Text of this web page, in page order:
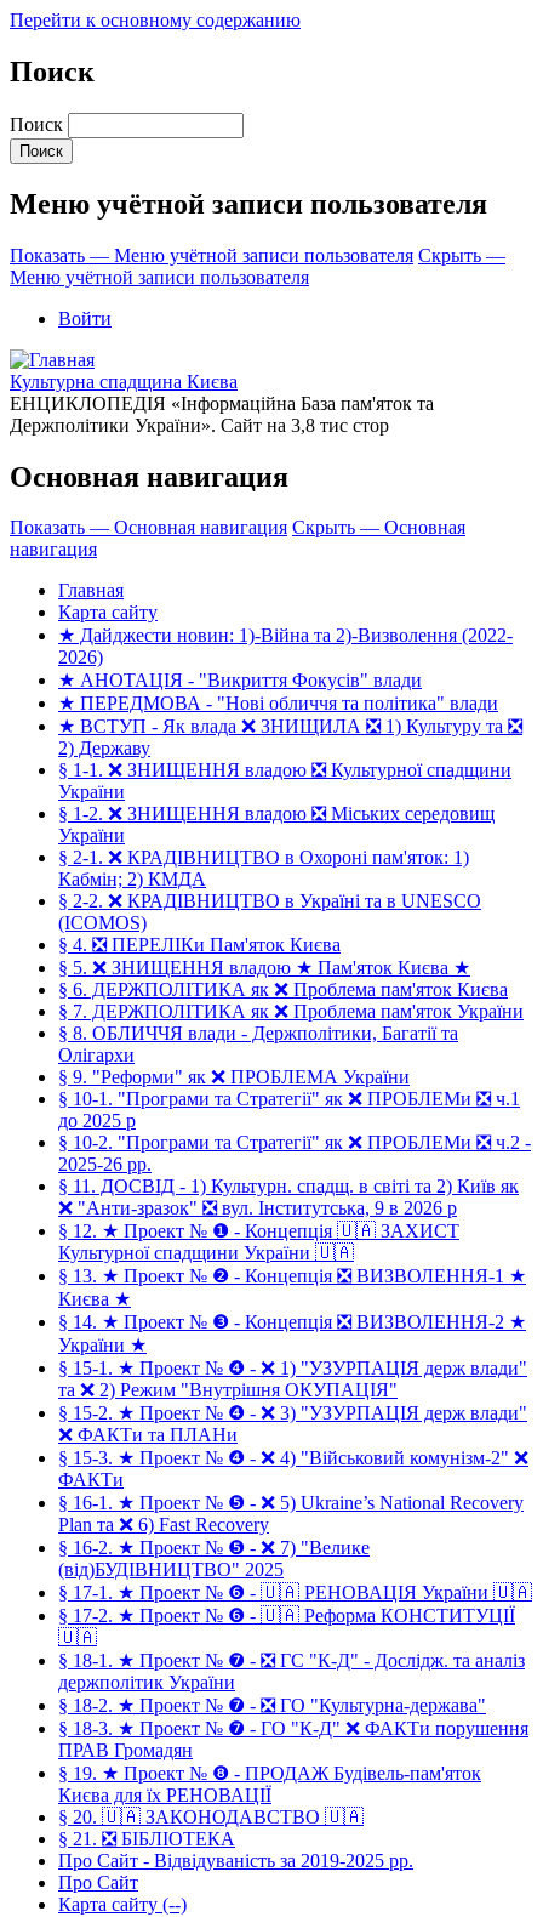
Перейти к основному содержанию
Поиск
Поиск
Меню учётной записи пользователя
Показать — Меню учётной записи пользователя Скрыть —
Меню учётной записи пользователя
Войти
Культурна спадщина Києва
ЕНЦИКЛОПЕДІЯ «Інформаційна База пам'яток та
Держполітики України». Сайт на 3,8 тис стор
Основная навигация
Показать — Основная навигация Скрыть — Основная
навигация
Главная
Карта сайту
★ Дайджести новин: 1)-Війна та 2)-Визволення (2022-
2026)
★ АНОТАЦІЯ - "Викриття Фокусів" влади
★ ПЕРЕДМОВА - "Нові обличчя та політика" влади
★ ВСТУП - Як влада ❌ ЗНИЩИЛА ❎ 1) Культуру та ❎
2) Державу
§ 1-1. ❌ ЗНИЩЕННЯ владою ❎ Культурної спадщини
України
§ 1-2. ❌ ЗНИЩЕННЯ владою ❎ Міських середовищ
України
§ 2-1. ❌ КРАДІВНИЦТВО в Охороні пам'яток: 1)
Кабмін; 2) КМДА
§ 2-2. ❌ КРАДІВНИЦТВО в Україні та в UNESCO
(ICOMOS)
§ 4. ❎ ПЕРЕЛІКи Пам'яток Києва
§ 5. ❌ ЗНИЩЕННЯ владою ★ Пам'яток Києва ★
§ 6. ДЕРЖПОЛІТИКА як ❌ Проблема пам'яток Києва
§ 7. ДЕРЖПОЛІТИКА як ❌ Проблема пам'яток України
§ 8. ОБЛИЧЧЯ влади - Держполітики, Багатії та
Олігархи
§ 9. "Реформи" як ❌ ПРОБЛЕМА України
§ 10-1. "Програми та Стратегії" як ❌ ПРОБЛЕМи ❎ ч.1
до 2025 р
§ 10-2. "Програми та Стратегії" як ❌ ПРОБЛЕМи ❎ ч.2 -
2025-26 рр.
§ 11. ДОСВІД - 1) Культурн. спадщ. в світі та 2) Київ як
❌ "Анти-зразок" ❎ вул. Інститутська, 9 в 2026 р
§ 12. ★ Проект № ❶ - Концепція 🇺🇦 ЗАХИСТ
Культурної спадщини України 🇺🇦
§ 13. ★ Проект № ❷ - Концепція ❎ ВИЗВОЛЕННЯ-1 ★
Києва ★
§ 14. ★ Проект № ❸ - Концепція ❎ ВИЗВОЛЕННЯ-2 ★
України ★
§ 15-1. ★ Проект № ❹ - ❌ 1) "УЗУРПАЦІЯ держ влади"
та ❌ 2) Режим "Внутрішня ОКУПАЦІЯ"
§ 15-2. ★ Проект № ❹ - ❌ 3) "УЗУРПАЦІЯ держ влади"
❌ ФАКТи та ПЛАНи
§ 15-3. ★ Проект № ❹ - ❌ 4) "Військовий комунізм-2" ❌
ФАКТи
§ 16-1. ★ Проект № ❺ - ❌ 5) Ukraine’s National Recovery
Plan та ❌ 6) Fast Recovery
§ 16-2. ★ Проект № ❺ - ❌ 7) "Велике
(від)БУДІВНИЦТВО" 2025
§ 17-1. ★ Проект № ❻ - 🇺🇦 РЕНОВАЦІЯ України 🇺🇦
§ 17-2. ★ Проект № ❻ - 🇺🇦 Реформа КОНСТИТУЦІЇ
🇺🇦
§ 18-1. ★ Проект № ❼ - ❎ ГС "К-Д" - Дослідж. та аналіз
держполітик України
§ 18-2. ★ Проект № ❼ - ❎ ГО "Культурна-держава"
§ 18-3. ★ Проект № ❼ - ГО "К-Д" ❌ ФАКТи порушення
ПРАВ Громадян
§ 19. ★ Проект № ❽ - ПРОДАЖ Будівель-пам'яток
Києва для їх РЕНОВАЦІЇ
§ 20. 🇺🇦 ЗАКОНОДАВСТВО 🇺🇦
§ 21. ❎ БІБЛІОТЕКА
Про Сайт - Відвідуваність за 2019-2025 рр.
Про Сайт
Карта сайту (--)